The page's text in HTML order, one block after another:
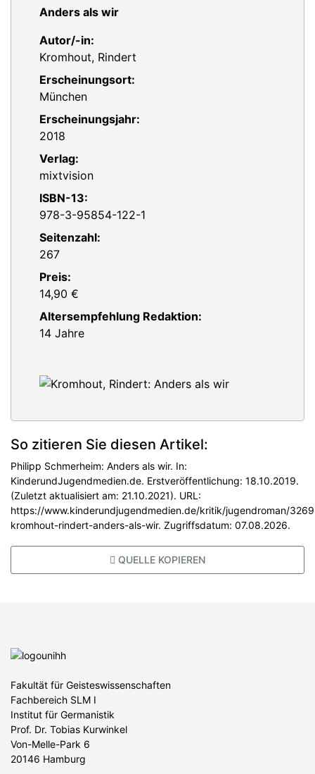
Anders als wir
Autor/-in:
Kromhout, Rindert
Erscheinungsort:
München
Erscheinungsjahr:
2018
Verlag:
mixtvision
ISBN-13:
978-3-95854-122-1
Seitenzahl:
267
Preis:
14,90 €
Altersempfehlung Redaktion:
14 Jahre
So zitieren Sie diesen Artikel:
Philipp Schmerheim: Anders als wir. In:
KinderundJugendmedien.de. Erstveröffentlichung: 18.10.2019.
(Zuletzt aktualisiert am: 21.10.2021). URL:
https://www.kinderundjugendmedien.de/kritik/jugendroman/
kromhout-rindert-anders-als-wir. Zugriffsdatum: 07.08.2026.
QUELLE KOPIEREN
Fakultät für Geisteswissenschaften
Fachbereich SLM I
Institut für Germanistik
Prof. Dr. Tobias Kurwinkel
Von-Melle-Park 6
20146 Hamburg